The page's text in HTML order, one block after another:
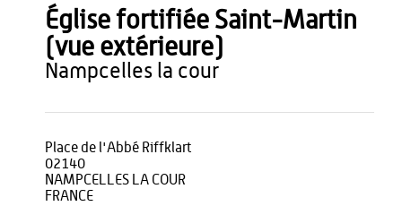
OT du Pays de Thiérache
Église fortifiée Saint-Martin
(vue extérieure)
nampcelles la cour
Place de l'Abbé Riffklart
02140
NAMPCELLES LA COUR
FRANCE